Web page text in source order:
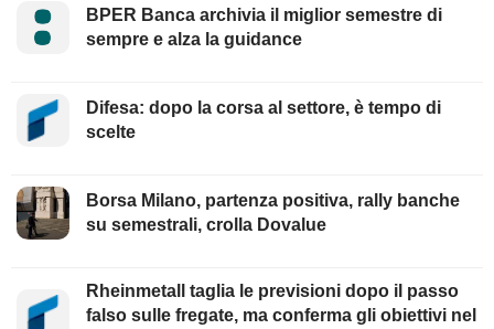
BPER Banca archivia il miglior semestre di
sempre e alza la guidance
Difesa: dopo la corsa al settore, è tempo di
scelte
Borsa Milano, partenza positiva, rally banche
su semestrali, crolla Dovalue
Rheinmetall taglia le previsioni dopo il passo
falso sulle fregate, ma conferma gli obiettivi nel